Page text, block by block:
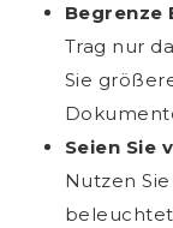
Begrenze
Trag nur
Sie
Seien Sie
Nutzen